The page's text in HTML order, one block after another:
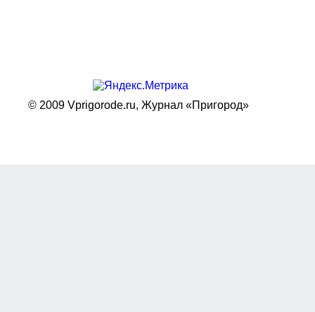
© 2009 Vprigorode.ru, Журнал «Пригород»